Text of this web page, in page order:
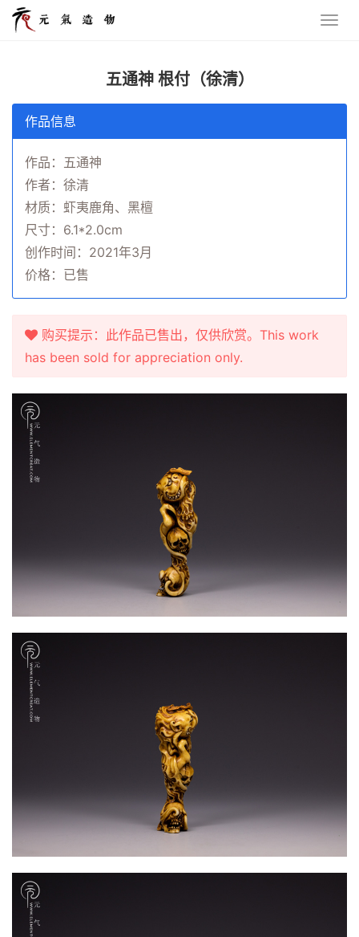
五通神 根付（徐清）
作品信息
作品：五通神
作者：徐清
材质：虾夷鹿角、黑檀
尺寸：6.1*2.0cm
创作时间：2021年3月
价格：已售
购买提示：此作品已售出，仅供欣赏。This work
has been sold for appreciation only.